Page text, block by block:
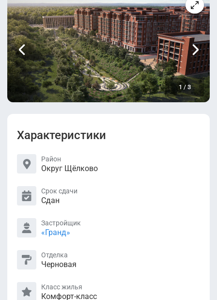
1 /3
Характеристики
Район
Округ Щёлково
Срок сдачи
Сдан
Застройщик
«Гранд»
Отделка
Черновая
Класс жилья
Комфорт-класс